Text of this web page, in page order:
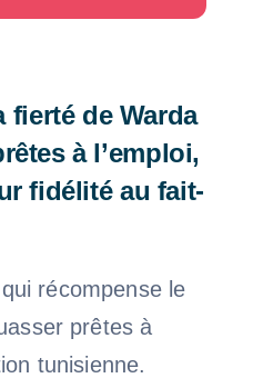
fierté de Warda
à l’emploi,
fidélité au fait-
récompense le
prêtes à
tunisienne.